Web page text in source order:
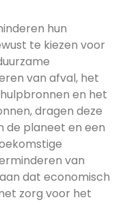
hun
te kiezen voor
van afval, het
en het
dragen deze
de planeet en een
van
dat economisch
zorg voor het